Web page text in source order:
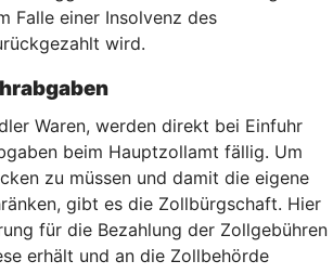
Falle einer Insolvenz des
wird.
Waren, werden direkt bei Einfuhr
beim Hauptzollamt fällig. Um
zu müssen und damit die eigene
gibt es die Zollbürgschaft. Hier
für die Bezahlung der Zollgebühren
erhält und an die Zollbehörde